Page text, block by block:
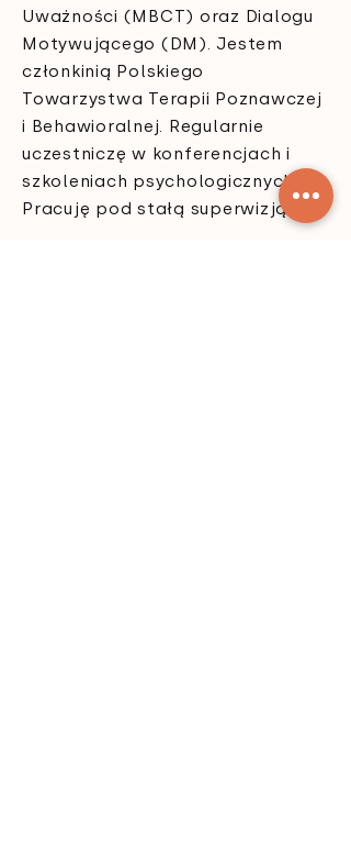
Uważności (MBCT) oraz Dialogu
Motywującego (DM). Jestem
członkinią Polskiego
Towarzystwa Terapii Poznawczej
i Behawioralnej. Regularnie
uczestniczę w konferencjach i
szkoleniach psychologicznych.
Pracuję pod stałą superwizją.